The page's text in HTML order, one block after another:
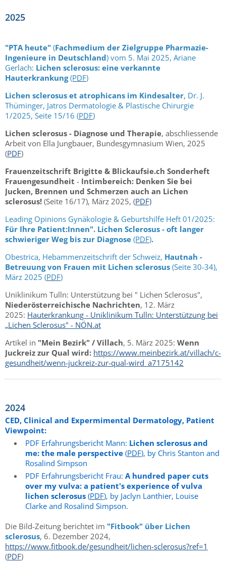
2025
"PTA heute" (Fachmedium der Zielgruppe Pharmazie-
Ingenieure in Deutschland) vom 5. Mai 2025, Ariane
Gerlach: Lichen sclerosus: eine verkannte
Hauterkrankung(PDF)
Lichen sclerosus et atrophicans im Kindesalter, Dr. J.
Thüminger, Jatros Dermatologie & Plastische Chirurgie
1/2025, Seite 15/16 (PDF)
Lichen sclerosus - Diagnose und Therapie, abschliessende
Arbeit von Ella Jungbauer, Bundesgymnasium Wien, 2025
(PDF)
Frauenzeitschrift Brigitte & Blickaufsie.ch Sonderheft
Frauengesundheit - Intimbereich: Denken Sie bei
Jucken, Brennen und Schmerzen auch an Lichen
sclerosus! (Seite 16/17), März 2025, (PDF)
Leading Opinions Gynäkologie & Geburtshilfe Heft 01/2025:
Für Ihre Patient:Innen". Lichen Sclerosus - oft langer
schwieriger Weg bis zur Diagnose (PDF).
Obestrica, Hebammenzeitschrift der Schweiz, Hautnah -
Betreuung von Frauen mit Lichen sclerosus (Seite 30-34),
März 2025 (PDF)
Uniklinikum Tulln: Unterstützung bei " Lichen Sclerosus",
Niederösterreichische Nachrichten, 12. März
2025: Hauterkrankung - Uniklinikum Tulln: Unterstützung bei
„Lichen Sclerosus" - NÖN.at
Artikel in "Mein Bezirk" / Villach, 5. März 2025: Wenn
Juckreiz zur Qual wird: https://www.meinbezirk.at/villach/c-
gesundheit/wenn-juckreiz-zur-qual-wird_a7175142
2024
CED, Clinical and Expermimental Dermatology, Patient
Viewpoint:
PDF Erfahrungsbericht Mann: Lichen sclerosus and
me: the male perspective (PDF), by Chris Stanton and
Rosalind Simpson
PDF Erfahrungsbericht Frau: A hundred paper cuts
over my vulva: a patient's experience of vulva
lichen sclerosus (PDF), by Jaclyn Lanthier, Louise
Clarke and Rosalind Simpson.
Die Bild-Zeitung berichtet im "Fitbook" über Lichen
sclerosus, 6. Dezember 2024,
https://www.fitbook.de/gesundheit/lichen-sclerosus?ref=1
(PDF)